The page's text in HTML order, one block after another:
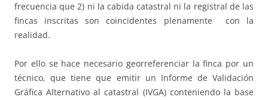
frecuencia que 2) ni la cabida catastral ni la registral de las
fincas inscritas son coincidentes plenamente con la
realidad.
Por ello se hace necesario georreferenciar la finca por un
técnico, que tiene que emitir un Informe de Validación
Gráfica Alternativo al catastral (IVGA) conteniendo la base